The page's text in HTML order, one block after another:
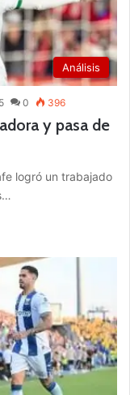
Análisis
0 396
y pasa de
logró un trabajado